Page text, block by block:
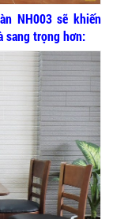
NH003 sẽ khiến
sang trọng hơn: